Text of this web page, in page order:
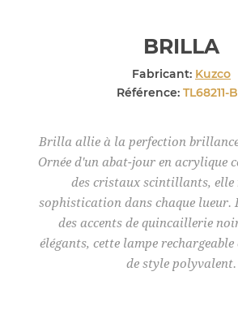
BRILLA
Fabricant: Kuzco
Référence: TL68211-
Brilla allie à la perfection
Ornée d'un abat-jour en acrylique
des cristaux scintillants, elle
sophistication dans chaque lueur.
des accents de quincaillerie
élégants, cette lampe
de style polyvalent.